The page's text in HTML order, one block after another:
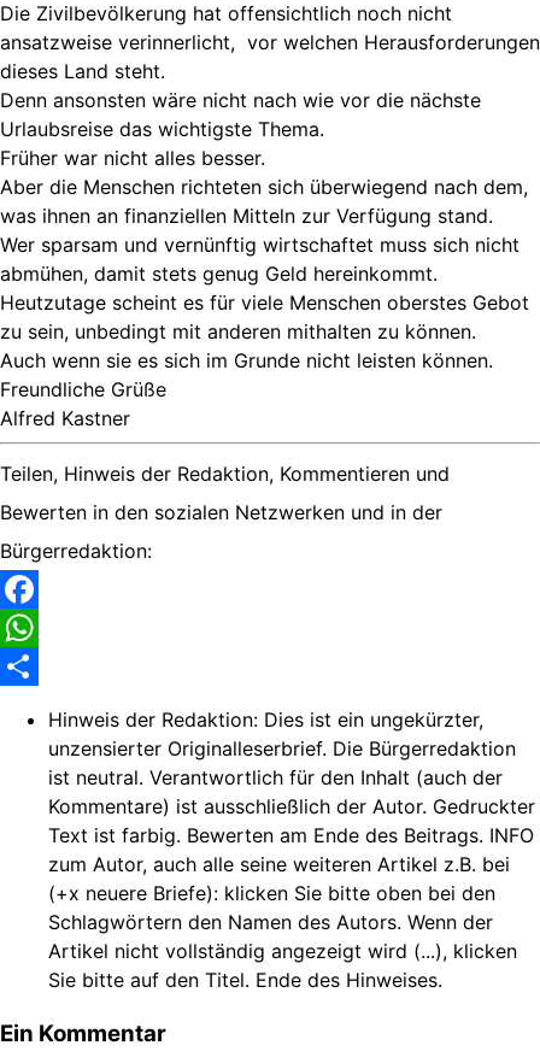
Die Zivilbevölkerung hat offensichtlich noch nicht
ansatzweise verinnerlicht, vor welchen Herausforderungen
dieses Land steht.
Denn ansonsten wäre nicht nach wie vor die nächste
Urlaubsreise das wichtigste Thema.
Früher war nicht alles besser.
Aber die Menschen richteten sich überwiegend nach dem,
was ihnen an finanziellen Mitteln zur Verfügung stand.
Wer sparsam und vernünftig wirtschaftet muss sich nicht
abmühen, damit stets genug Geld hereinkommt.
Heutzutage scheint es für viele Menschen oberstes Gebot
zu sein, unbedingt mit anderen mithalten zu können.
Auch wenn sie es sich im Grunde nicht leisten können.
Freundliche Grüße
Alfred Kastner
Teilen, Hinweis der Redaktion, Kommentieren und
Bewerten in den sozialen Netzwerken und in der
Bürgerredaktion:
Facebook
WhatsApp
Hinweis der Redaktion: Dies ist ein ungekürzter,
unzensierter Originalleserbrief. Die Bürgerredaktion
ist neutral. Verantwortlich für den Inhalt (auch der
Kommentare) ist ausschließlich der Autor. Gedruckter
Text ist farbig. Bewerten am Ende des Beitrags. INFO
zum Autor, auch alle seine weiteren Artikel z.B. bei
(+x neuere Briefe): klicken Sie bitte oben bei den
Schlagwörtern den Namen des Autors. Wenn der
Artikel nicht vollständig angezeigt wird (...), klicken
Sie bitte auf den Titel. Ende des Hinweises.
Ein Kommentar